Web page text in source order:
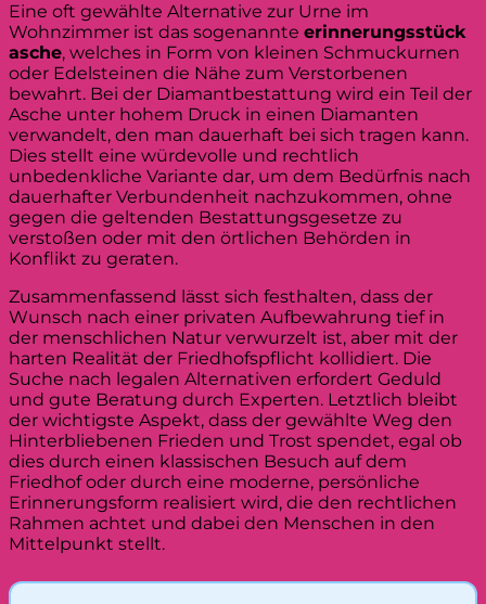
Eine oft gewählte Alternative zur Urne im
Wohnzimmer ist das sogenannte erinnerungsstück
asche, welches in Form von kleinen Schmuckurnen
oder Edelsteinen die Nähe zum Verstorbenen
bewahrt. Bei der Diamantbestattung wird ein Teil der
Asche unter hohem Druck in einen Diamanten
verwandelt, den man dauerhaft bei sich tragen kann.
Dies stellt eine würdevolle und rechtlich
unbedenkliche Variante dar, um dem Bedürfnis nach
dauerhafter Verbundenheit nachzukommen, ohne
gegen die geltenden Bestattungsgesetze zu
verstoßen oder mit den örtlichen Behörden in
Konflikt zu geraten.
Zusammenfassend lässt sich festhalten, dass der
Wunsch nach einer privaten Aufbewahrung tief in
der menschlichen Natur verwurzelt ist, aber mit der
harten Realität der Friedhofspflicht kollidiert. Die
Suche nach legalen Alternativen erfordert Geduld
und gute Beratung durch Experten. Letztlich bleibt
der wichtigste Aspekt, dass der gewählte Weg den
Hinterbliebenen Frieden und Trost spendet, egal ob
dies durch einen klassischen Besuch auf dem
Friedhof oder durch eine moderne, persönliche
Erinnerungsform realisiert wird, die den rechtlichen
Rahmen achtet und dabei den Menschen in den
Mittelpunkt stellt.